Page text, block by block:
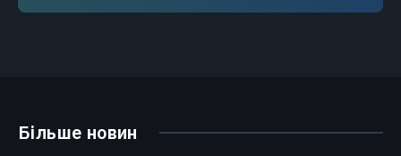
Більше новин